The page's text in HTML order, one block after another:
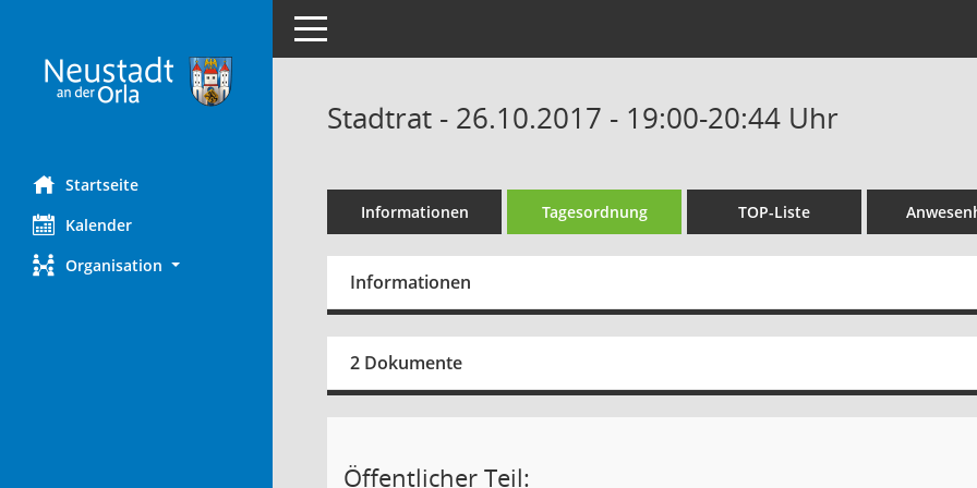
Startseite
Kalender
Organisation
Toggle navigation
Stadtrat - 26.10.2017 - 19:00-20:44 Uhr
Informationen Tagesordnung TOP-Liste
Informationen
2 Dokumente
Öffentlicher Teil: